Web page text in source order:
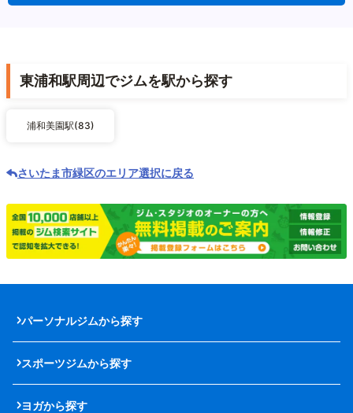
東浦和駅周辺でジムを駅から探す
浦和美園駅(83)
さいたま市緑区のエリア選択に戻る
パーソナルジムから探す
スポーツジムから探す
ヨガから探す